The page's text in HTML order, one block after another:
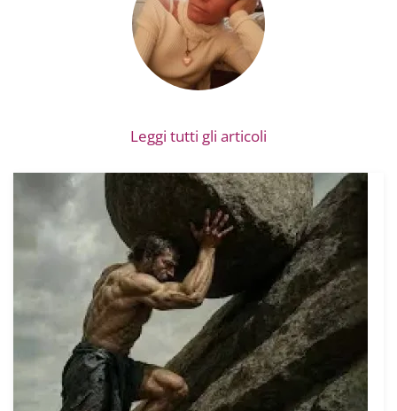
Leggi tutti gli articoli